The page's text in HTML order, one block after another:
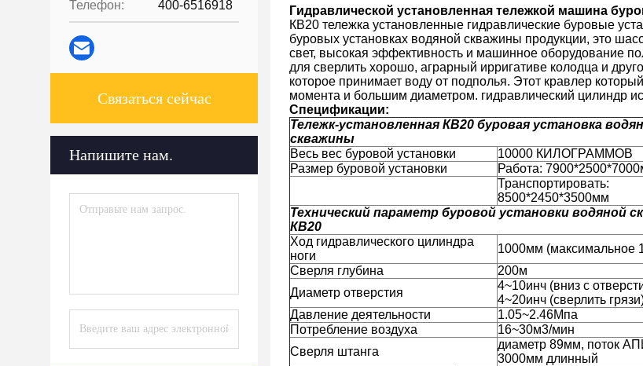
Телефон: 400-6516918
Связаться сейчас
Напишите нам.
Гидравлической установленная тележкой машина
КВ20 тележка установленные гидравлические буровые
буровых установках водяной скважины продукции, это
свет, высокая эффективность и машинное оборудование
для сверлить хорошо, аграрный ирригативе колодца и
которое принимает воду от подполья. Этот кравлер
момента и большим диаметром. гидравлический цилиндр
Спецификации:
Тележк-установленная КВ20 буровая установка
скважины
Весь вес буровой установки
10000 КИЛОГРАММОВ
Размер буровой установки
Работа:
Транспортировать:
8500*2450*3500мм
Технический параметр буровой установки водяной
КВ20
Ход гидравлического цилиндра
ноги
1000мм (максимальное
Сверля глубина
200м
Диаметр отверстия
4~10инч (вниз с
4~20инч (сверлить
Давление деятельности
1.05~2.46Мпа
Потребление воздуха
16~30м3/мин
Сверля штанга
диаметр 89мм, поток
3000мм длинный